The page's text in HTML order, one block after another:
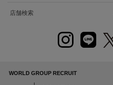
店舗検索
WORLD GROUP RECRUIT